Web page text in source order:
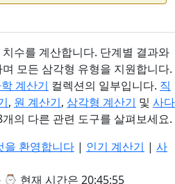
수를 계산합니다. 단계별 결과와
모든 삼각형 유형을 지원합니다.
계산기 컬렉션의 일부입니다. 직
, 원 계산기, 삼각형 계산기 및 사다
의 다른 관련 도구를 살펴보세요.
을 환영합니다 | 인기 계산기 | 사
⌚ 현재 시간은 20:45:55